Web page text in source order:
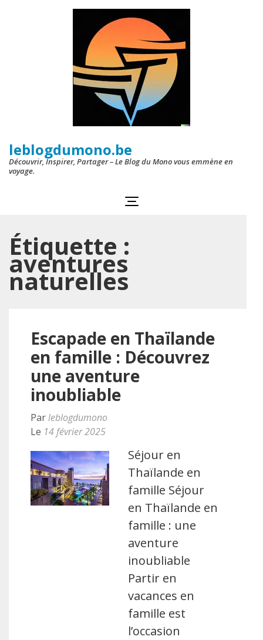
leblogdumono.be
Découvrir, Inspirer, Partager – Le Blog du Mono vous emmène en
voyage.
Étiquette :
aventures
naturelles
Escapade en Thaïlande
en famille : Découvrez
une aventure
inoubliable
Parleblogdumono
Le 14 février 2025
Séjour en
Thaïlande en
famille Séjour
en Thaïlande en
famille : une
aventure
inoubliable
Partir en
vacances en
famille est
l’occasion